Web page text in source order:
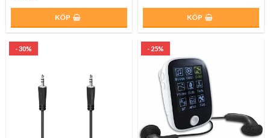
KÖP KÖP
- 30% - 25%